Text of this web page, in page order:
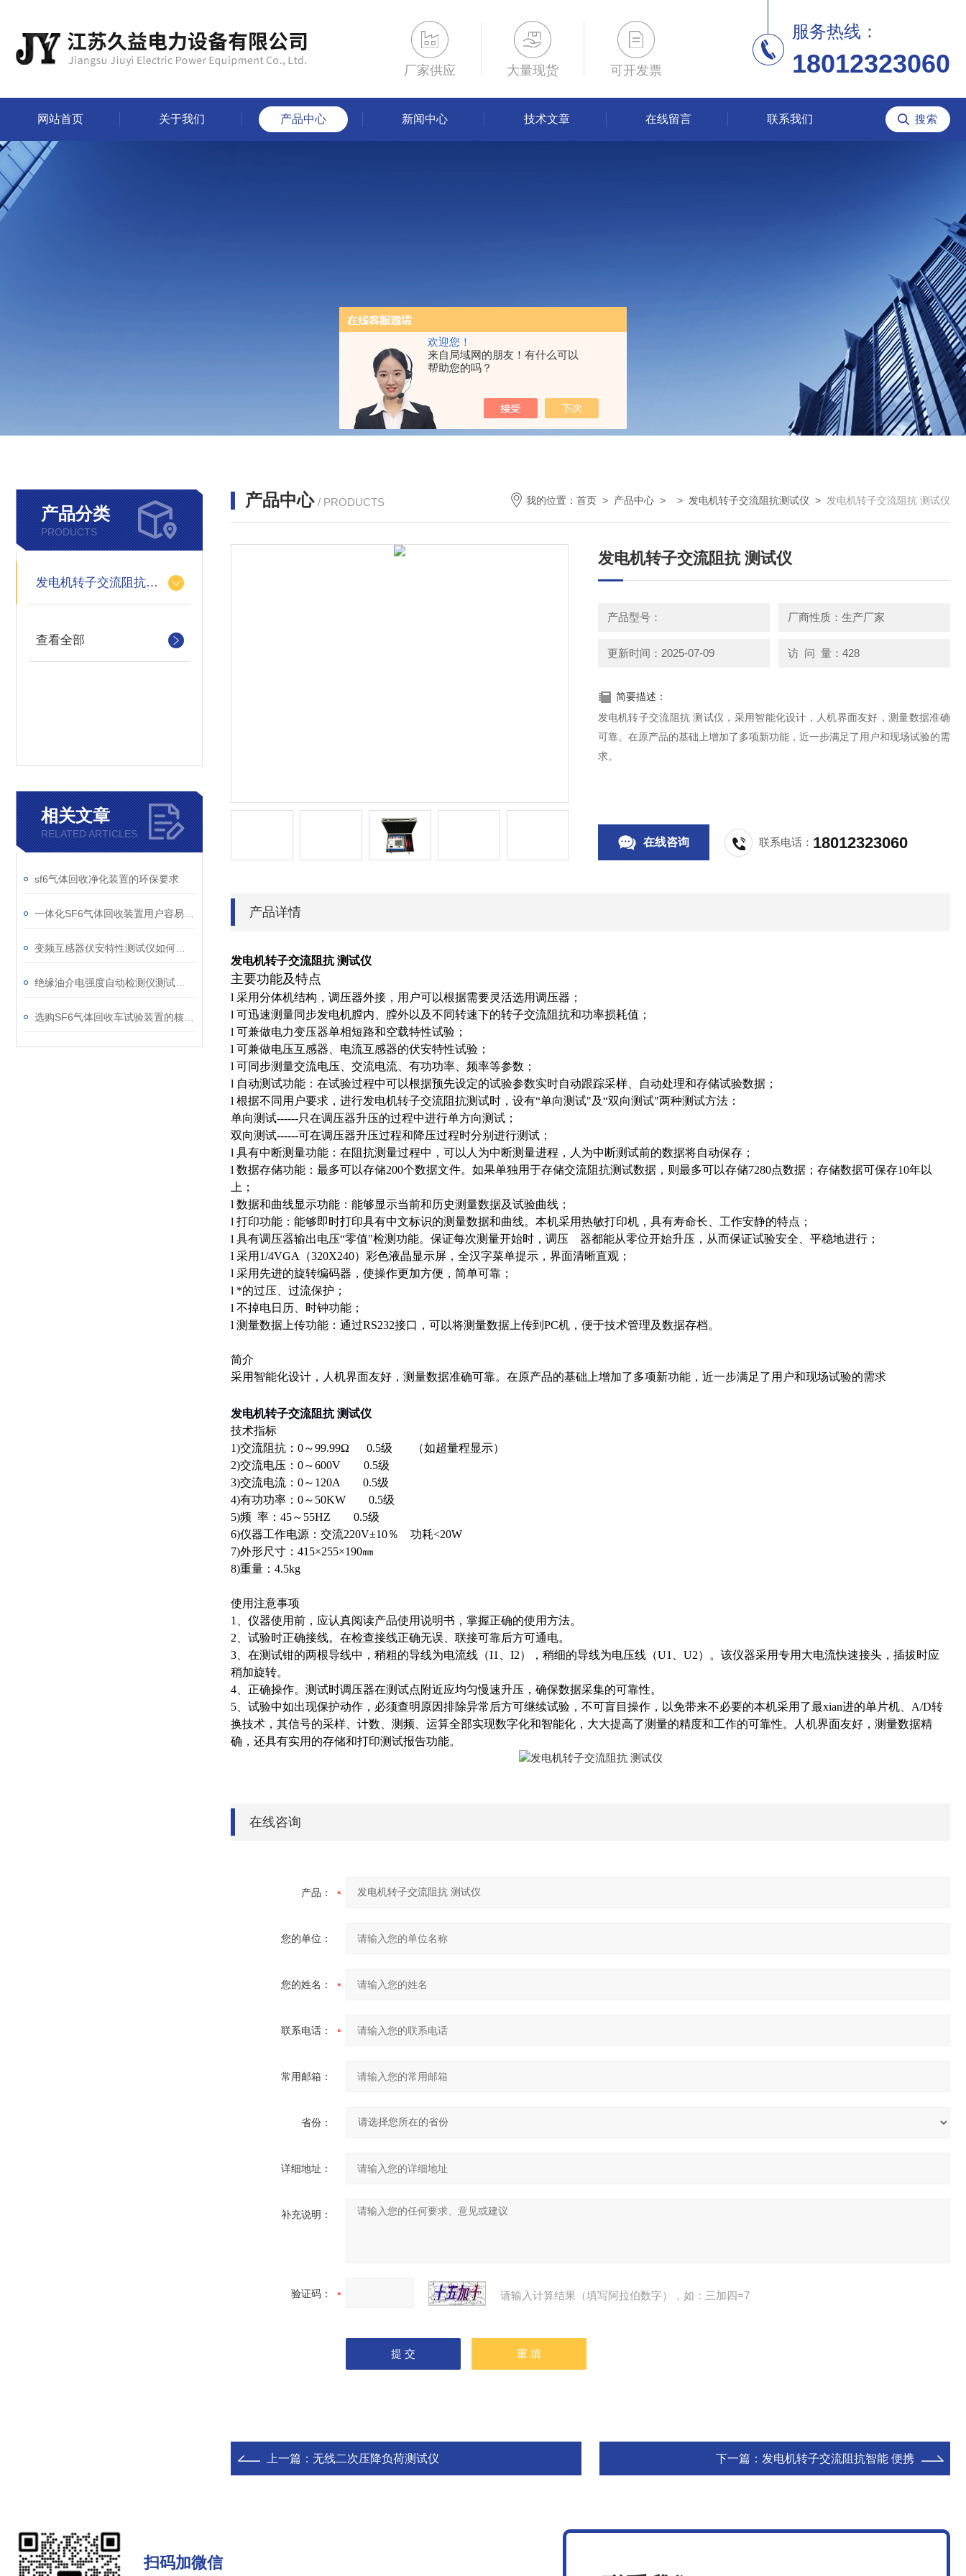
欢迎您！
来自局域网的朋友！有什么可以
帮助您的吗？
厂家供应 大量现货 可开发票
服务热线：
18012323060
网站首页 关于我们 产品中心 新闻中心 技术文章 在线留言 联系我们
产品分类
PRODUCTS
发电机转子交流阻抗测试仪
查看全部
相关文章
RELATED ARTICLES
sf6气体回收净化装置的环保要求
产品中心 / PRODUCTS 我的位置： 首页 > 产品中心 > > 发电机转子交流阻抗测试仪 > 发电机转子交流阻抗 测试仪
发电机转子交流阻抗 测试仪
产品型号： 厂商性质：生产厂家
更新时间：2025-07-09 访 问 量：428
简要描述：
发电机转子交流阻抗 测试仪，采用智能化设计，人机界面友好，测量数据准确
可靠。在原产品的基础上增加了多项新功能，近一步满足了用户和现场试验的需
求。
在线咨询 联系电话： 18012323060
产品详情
发电机转子交流阻抗 测试仪
主要功能及特点
l 采用分体机结构，调压器外接，用户可以根据需要灵活选用调压器；
l 可迅速测量同步发电机膛内、膛外以及不同转速下的转子交流阻抗和功率损耗值；
l 可兼做电力变压器单相短路和空载特性试验；
l 可兼做电压互感器、电流互感器的伏安特性试验；
l 可同步测量交流电压、交流电流、有功功率、频率等参数；
l 自动测试功能：在试验过程中可以根据预先设定的试验参数实时自动跟踪采样、自动处理和存储试验数据；
l 根据不同用户要求，进行发电机转子交流阻抗测试时，设有“单向测试"及“双向测试"两种测试方法：
单向测试------只在调压器升压的过程中进行单方向测试；
双向测试------可在调压器升压过程和降压过程时分别进行测试；
l 具有中断测量功能：在阻抗测量过程中，可以人为中断测量进程，人为中断测试前的数据将自动保存；
l 数据存储功能：最多可以存储200个数据文件。如果单独用于存储交流阻抗测试数据，则最多可以存储7280点数据；存储数据可保存10年以
上；
l 数据和曲线显示功能：能够显示当前和历史测量数据及试验曲线；
l 打印功能：能够即时打印具有中文标识的测量数据和曲线。本机采用热敏打印机，具有寿命长、工作安静的特点；
l 具有调压器输出电压“零值"检测功能。保证每次测量开始时，调压 器都能从零位开始升压，从而保证试验安全、平稳地进行；
l 采用1/4VGA（320X240）彩色液晶显示屏，全汉字菜单提示，界面清晰直观；
l 采用先进的旋转编码器，使操作更加方便，简单可靠；
l *的过压、过流保护；
l 不掉电日历、时钟功能；
l 测量数据上传功能：通过RS232接口，可以将测量数据上传到PC机，便于技术管理及数据存档。
简介
采用智能化设计，人机界面友好，测量数据准确可靠。在原产品的基础上增加了多项新功能，近一步满足了用户和现场试验的需求
发电机转子交流阻抗 测试仪
技术指标
1)交流阻抗：0～99.99Ω 0.5级 （如超量程显示）
2)交流电压：0～600V 0.5级
3)交流电流：0～120A 0.5级
4)有功功率：0～50KW 0.5级
5)频 率：45～55HZ 0.5级
6)仪器工作电源：交流220V±10％ 功耗<20W
7)外形尺寸：415×255×190㎜
8)重量：4.5kg
使用注意事项
1、仪器使用前，应认真阅读产品使用说明书，掌握正确的使用方法。
2、试验时正确接线。在检查接线正确无误、联接可靠后方可通电。
3、在测试钳的两根导线中，稍粗的导线为电流线（I1、I2），稍细的导线为电压线（U1、U2）。该仪器采用专用大电流快速接头，插拔时应
稍加旋转。
4、正确操作。测试时调压器在测试点附近应均匀慢速升压，确保数据采集的可靠性。
5、试验中如出现保护动作，必须查明原因排除异常后方可继续试验，不可盲目操作，以免带来不必要的本机采用了最xian进的单片机、A/D转
换技术，其信号的采样、计数、测频、运算全部实现数字化和智能化，大大提高了测量的精度和工作的可靠性。人机界面友好，测量数据精
确，还具有实用的存储和打印测试报告功能。
在线咨询
产品：
您的单位：
您的姓名：
联系电话：
常用邮箱：
省份：
详细地址：
补充说明：
验证码： 请输入计算结果（填写阿拉伯数字），如：三加四=7
上一篇： 无线二次压降负荷测试仪 下一篇： 发电机转子交流阻抗智能 便携
扫码加微信